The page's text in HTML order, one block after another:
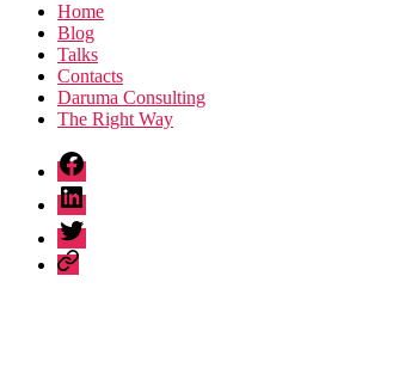
Home
Blog
Talks
Contacts
Daruma Consulting
The Right Way
fb
linkedin
twitter
sessionize